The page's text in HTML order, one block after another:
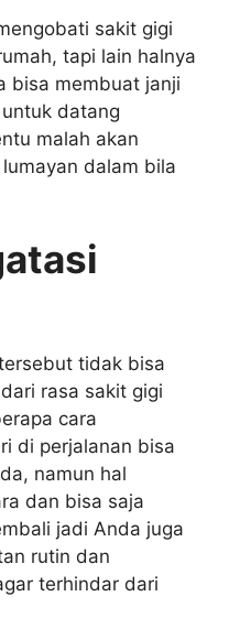
sakit gigi
tapi lain halnya
bisa membuat janji
datang
malah akan
dalam bila
tidak bisa
rasa sakit gigi
cara
di perjalanan bisa
namun hal
dan bisa saja
jadi Anda juga
rutin dan
terhindar dari